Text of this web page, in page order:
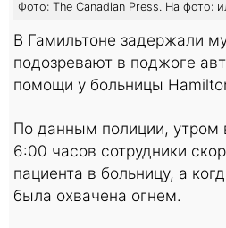
Фото: The Canadian Press. На фото:
В Гамильтоне задержали
подозревают в поджоге
помощи у больницы
По данным полиции, утром
6:00 часов сотрудники
пациента в больницу, а
была охвачена огнем.